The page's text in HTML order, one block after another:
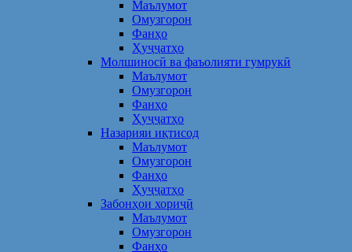
Маълумот
Омузгорон
Фанҳо
Ҳуҷҷатҳо
Молшиносӣ ва фаъолияти гумрукӣ
Маълумот
Омузгорон
Фанҳо
Ҳуҷҷатҳо
Назарияи иқтисод
Маълумот
Омузгорон
Фанҳо
Ҳуҷҷатҳо
Забонҳои хориҷӣ
Маълумот
Омузгорон
Фанҳо